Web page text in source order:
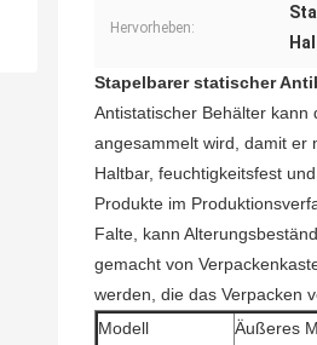
Hervorheben:
Stapelbarer statischer
Antistatischer Behälter
angesammelt wird, damit er
Haltbar, feuchtigkeitsfest
Produkte im
Falte, kann
gemacht von
werden, die das Verpacken
Modell
Äußeres